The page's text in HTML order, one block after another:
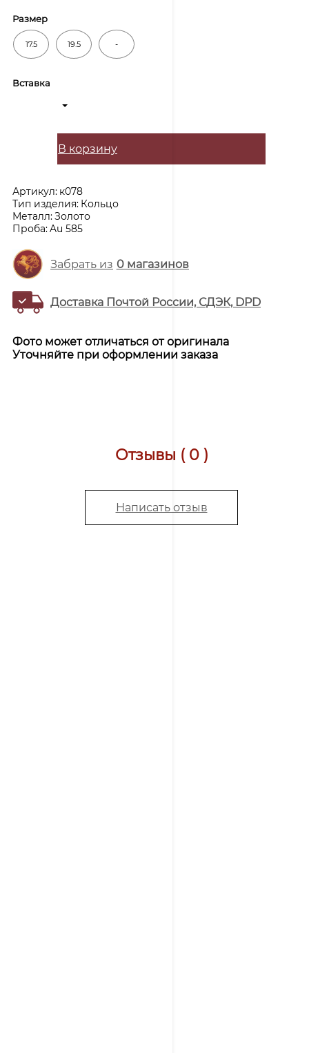
Размер
17.5 19.5 -
Вставка
В корзину
Артикул: к078
Тип изделия: Кольцо
Металл:Золото
Проба:Au 585
Забрать из 0магазинов
Доставка Почтой России, СДЭК, DPD
Фото может отличаться от оригинала
Уточняйте при оформлении заказа
Отзывы ( 0 )
Написать отзыв